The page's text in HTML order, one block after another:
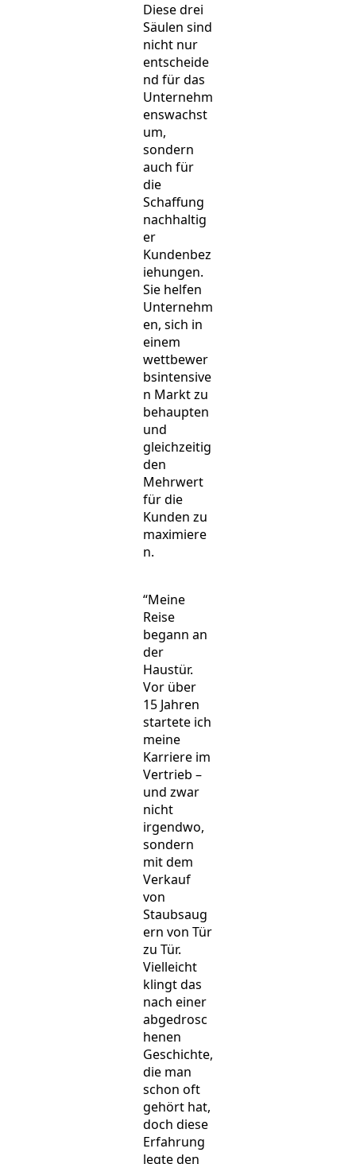
Diese drei
Säulen sind
nicht nur
entscheide
nd für das
Unternehm
enswachst
um,
sondern
auch für
die
Schaffung
nachhaltig
er
Kundenbez
iehungen.
Sie helfen
Unternehm
en, sich in
einem
wettbewer
bsintensive
n Markt zu
behaupten
und
gleichzeitig
den
Mehrwert
für die
Kunden zu
maximiere
n.
“Meine
Reise
begann an
der
Haustür.
Vor über
15 Jahren
startete ich
meine
Karriere im
Vertrieb –
und zwar
nicht
irgendwo,
sondern
mit dem
Verkauf
von
Staubsaug
ern von Tür
zu Tür.
Vielleicht
klingt das
nach einer
abgedrosc
henen
Geschichte,
die man
schon oft
gehört hat,
doch diese
Erfahrung
legte den